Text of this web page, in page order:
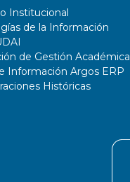
Institucional
de la Información
de Gestión Académica
Información Argos ERP
Históricas